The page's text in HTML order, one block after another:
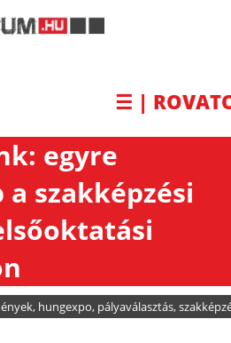
☰ |
egyre
szakképzési
, hungexpo, pályaválasztás,